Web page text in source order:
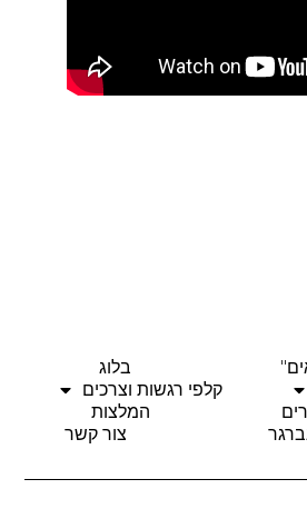
בלוג
קלפי רגשות וצרכים
המלצות
צור קשר